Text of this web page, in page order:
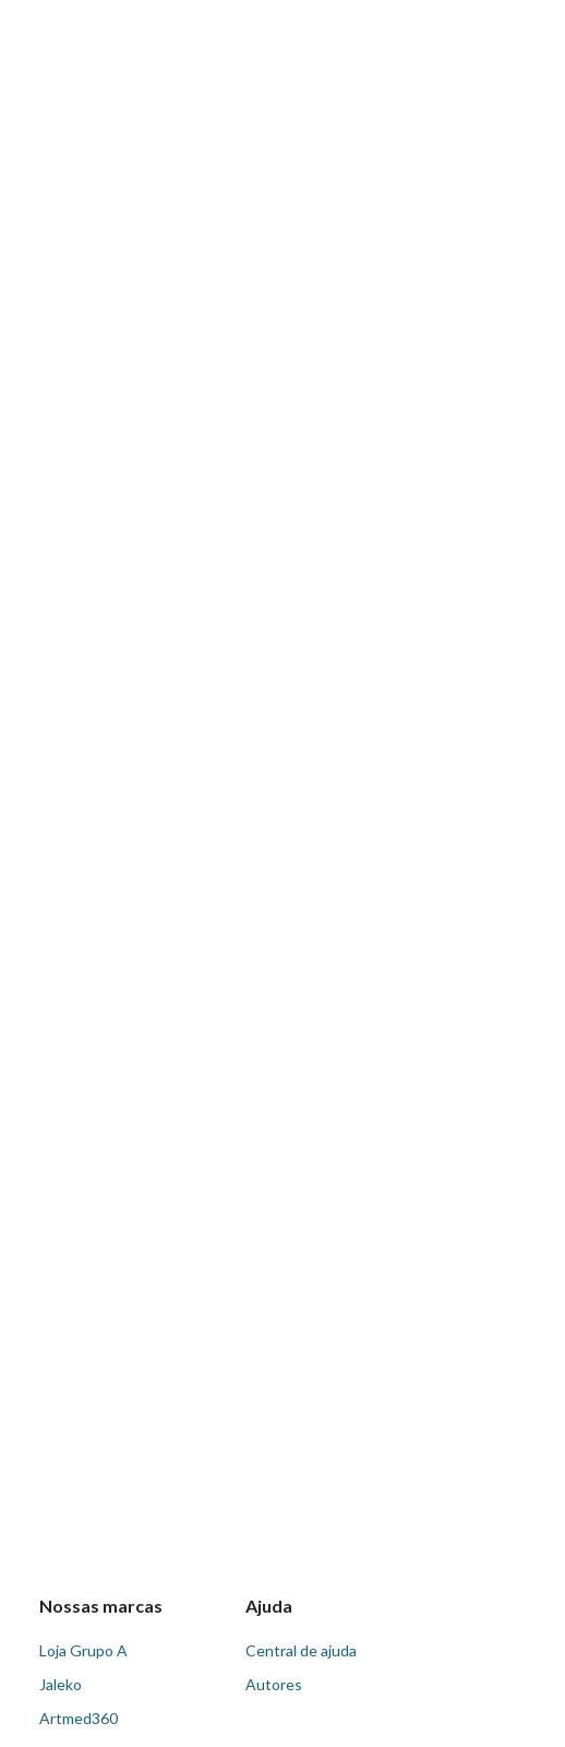
Nossas marcas
Loja Grupo A
Jaleko
Artmed360
Ajuda
Central de ajuda
Autores